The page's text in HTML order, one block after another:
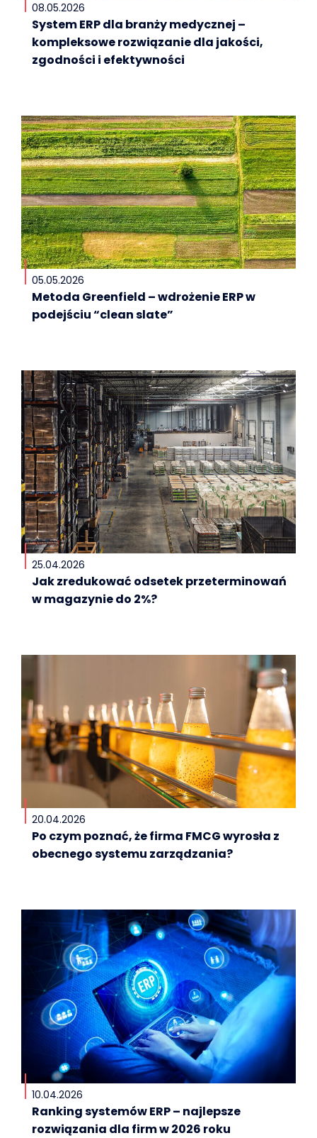
08.05.2026
System ERP dla branży medycznej –
kompleksowe rozwiązanie dla jakości,
zgodności i efektywności
05.05.2026
Metoda Greenfield – wdrożenie ERP w
podejściu “clean slate”
25.04.2026
Jak zredukować odsetek przeterminowań
w magazynie do 2%?
20.04.2026
Po czym poznać, że firma FMCG wyrosła z
obecnego systemu zarządzania?
10.04.2026
Ranking systemów ERP – najlepsze
rozwiązania dla firm w 2026 roku